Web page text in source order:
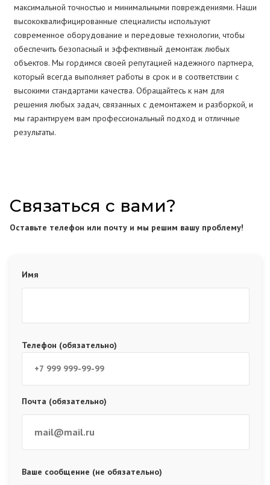
максимальной точностью и минимальными повреждениями. Наши
высококвалифицированные специалисты используют
современное оборудование и передовые технологии, чтобы
обеспечить безопасный и эффективный демонтаж любых
объектов. Мы гордимся своей репутацией надежного партнера,
который всегда выполняет работы в срок и в соответствии с
высокими стандартами качества. Обращайтесь к нам для
решения любых задач, связанных с демонтажем и разборкой, и
мы гарантируем вам профессиональный подход и отличные
результаты.
Связаться с вами?
Оставьте телефон или почту и мы решим вашу проблему!
Имя
Телефон (обязательно)
Почта (обязательно)
Ваше сообщение (не обязательно)